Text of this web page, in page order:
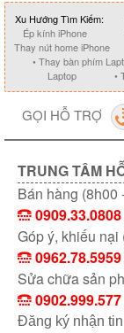
Xu Hướng Tìm Kiếm:
Ép kính iPhone
Thay nút home iPhone
• Thay bàn phím
Laptop
•
GỌI HỖ TRỢ
TRUNG TÂM
Bán hàng (8h00
0909.33.0808
Góp ý, khiếu nại
0962.78.5959
Sửa chữa sản
0902.999.577
Đăng ký nhận